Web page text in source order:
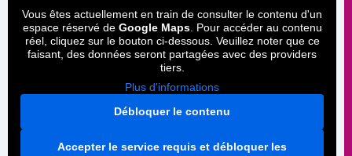
Vous êtes actuellement en train de consulter le contenu d'un
espace réservé de Google Maps. Pour accéder au contenu
réel, cliquez sur le bouton ci-dessous. Veuillez noter que ce
faisant, des données seront partagées avec des providers
tiers.
Plus d'informations
Débloquer le contenu
Accepter le service requis et débloquer les